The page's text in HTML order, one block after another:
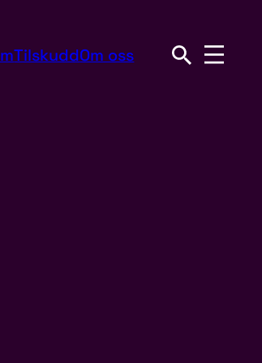
TilskuddOm oss